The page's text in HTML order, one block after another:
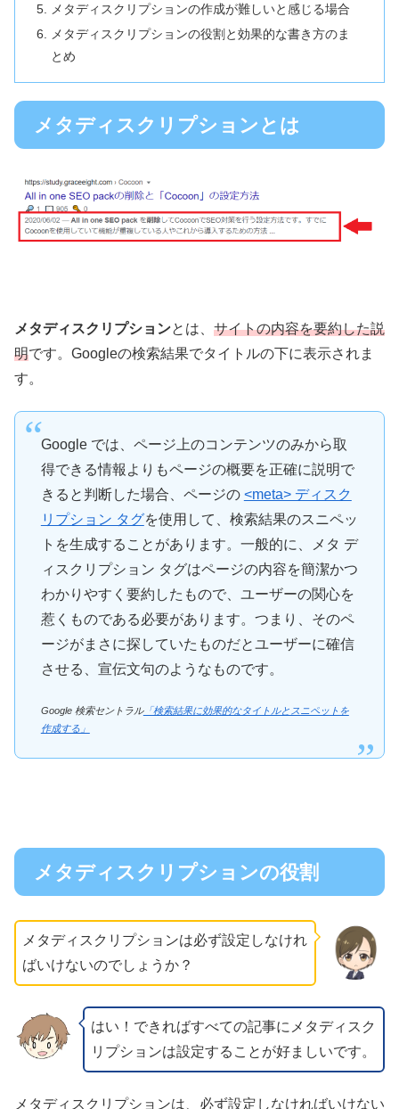
メタディスクリプションの作成が難しいと感じる場合
メタディスクリプションの役割と効果的な書き方のま
とめ
メタディスクリプションとは
メタディスクリプションとは、 サイトの内容を要約した説
明です。Googleの検索結果でタイトルの下に表示されま
す。
Google では、ページ上のコンテンツのみから取
得できる情報よりもページの概要を正確に説明で
きると判断した場合、ページの <meta> ディスク
リプション タグを使用して、検索結果のスニペッ
トを生成することがあります。一般的に、メタ デ
ィスクリプション タグはページの内容を簡潔かつ
わかりやすく要約したもので、ユーザーの関心を
惹くものである必要があります。つまり、そのペ
ージがまさに探していたものだとユーザーに確信
させる、宣伝文句のようなものです。
Google 検索セントラル「検索結果に効果的なタイトルとスニペットを
作成する」
メタディスクリプションの役割
メタディスクリプションは必ず設定しなけれ
ばいけないのでしょうか？
はい！できればすべての記事にメタディスク
リプションは設定することが好ましいです。
メタディスクリプションは、必ず設定しなければいけない